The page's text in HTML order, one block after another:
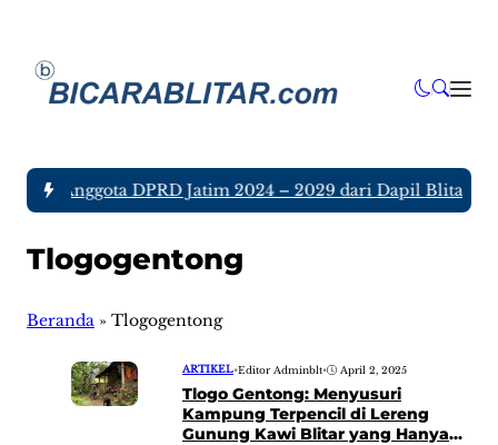
tujuh Anggota DPRD Jatim 2024 – 2029 dari Dapil Blitar
Tlogogentong
Beranda » Tlogogentong
ARTIKEL•Editor Adminblt• April 2, 2025
Tlogo Gentong: Menyusuri
Kampung Terpencil di Lereng
Gunung Kawi Blitar yang Hanya